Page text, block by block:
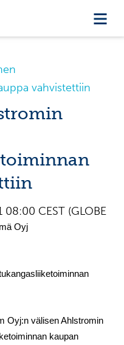
vahvistettiin
CEST (GLOBE
Yhtymä Oyj
Oyj:n välisen Ahlstromin
kaupan